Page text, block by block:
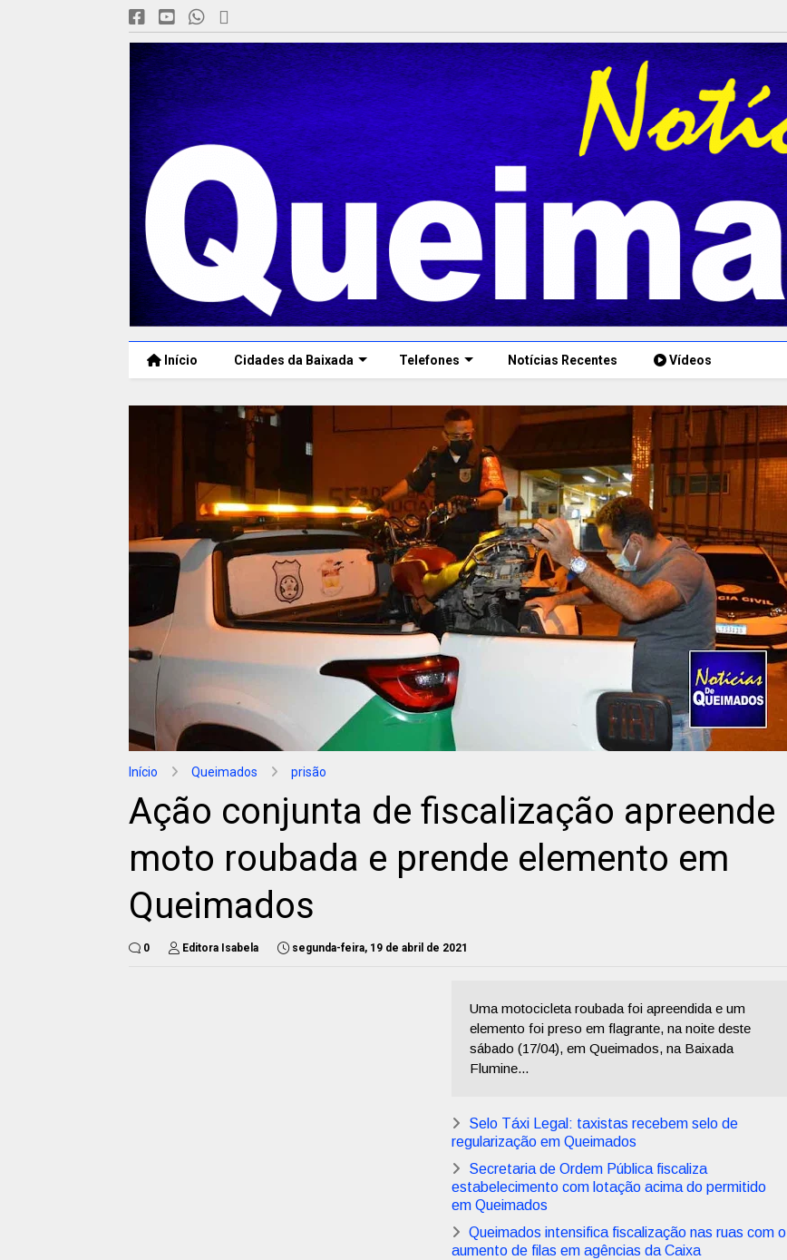
Início Cidades da Baixada Telefones Notícias Recentes Vídeos
Início Queimados prisão
Ação conjunta de fiscalização apreende
moto roubada e prende elemento em
Queimados
0 Editora Isabela segunda-feira, 19 de abril de 2021
Uma motocicleta roubada foi apreendida e um
elemento foi preso em flagrante, na noite deste
sábado (17/04), em Queimados, na Baixada
Flumine...
Selo Táxi Legal: taxistas recebem selo de
regularização em Queimados
Secretaria de Ordem Pública fiscaliza
estabelecimento com lotação acima do permitido
em Queimados
Queimados intensifica fiscalização nas ruas com o
aumento de filas em agências da Caixa